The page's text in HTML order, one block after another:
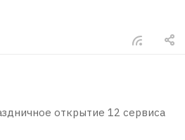
открытие 12 сервиса